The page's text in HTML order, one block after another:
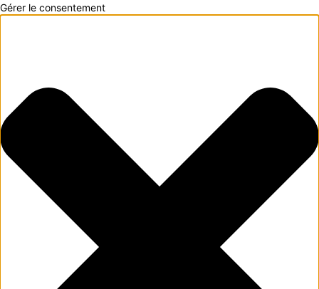
Gérer le consentement